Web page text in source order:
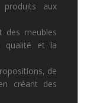
aux
des meubles
qualité et la
de
créant des